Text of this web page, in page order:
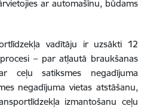
ar automašīnu, būdams
vadītāju ir uzsākti 12
– par atļautā braukšanas
ceļu satiksmes negadījuma
negadījuma vietas atstāšanu,
izmantošanu ceļu